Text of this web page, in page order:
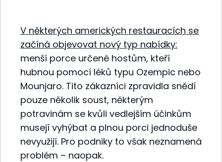
V některých amerických restauracích se
začíná objevovat nový typ nabídky:
menší porce určené hostům, kteří
hubnou pomocí léků typu Ozempic nebo
Mounjaro. Tito zákazníci zpravidla snědí
pouze několik soust, některým
potravinám se kvůli vedlejším účinkům
musejí vyhýbat a plnou porci jednoduše
nevyužijí. Pro podniky to však neznamená
problém – naopak.